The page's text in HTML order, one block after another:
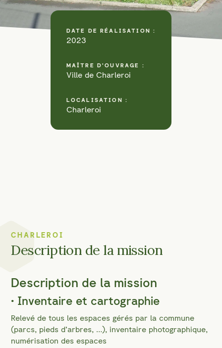
DATE DE RÉALISATION :
2023
MAÎTRE D'OUVRAGE :
Ville de Charleroi
LOCALISATION :
Charleroi
CHARLEROI
Description de la mission
Description de la mission
• Inventaire et cartographie
Relevé de tous les espaces gérés par la commune
(parcs, pieds d’arbres, …), inventaire photographique,
numérisation des espaces